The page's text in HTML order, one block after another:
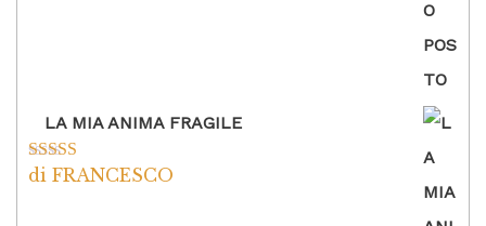
LA MIA ANIMA FRAGILE
Valutato5su
di FRANCESCO